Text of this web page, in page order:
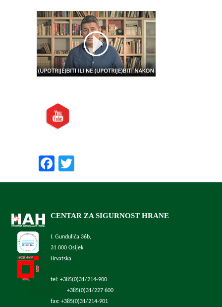
Facebook
CENTAR ZA SIGURNOST HRANE
I. Gundulića 36b,
31 000 Osijek
Hrvatska
tel: +385(0)31/214-900
+385(0)31/227 600
fax: +385(0)31/214-901